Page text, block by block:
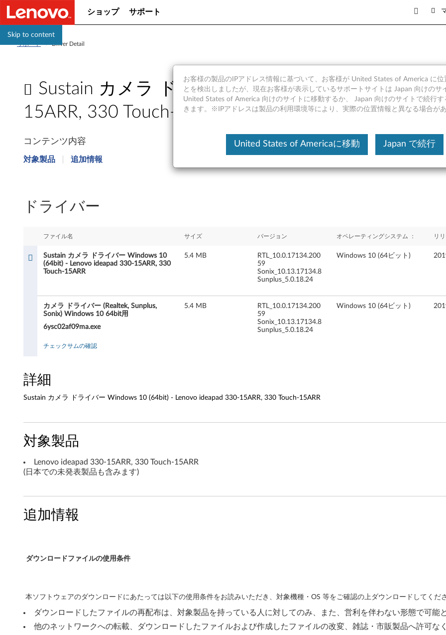
Skip to content
ショップ サポート
サポート >Driver Detail
Sustain カメラ ドライバー Windows 10 (64bit) -
15ARR, 330 Touch-15ARR
u
a
バ
ー
W
i
n
o
w
1
(
6
コンテンツ内容
対象製品 追加情報
ドライバー
ファイル名 サイズ バージョン オペレーティングシステム ： リ
Sustain カメラ ドライバー Windows 10
(64bit) - Lenovo ideapad 330-15ARR, 330
Touch-15ARR
5.4 MB
RTL_10.0.17134.200
59
Sonix_10.13.17134.8
Sunplus_5.0.18.24
Windows 10 (64ビット)
カメラ ドライバー (Realtek, Sunplus,
Sonix) Windows 10 64bit用
6ysc02af09ma.exe
5.4 MB
RTL_10.0.17134.200
59
Sonix_10.13.17134.8
Sunplus_5.0.18.24
Windows 10 (64ビット)
チェックサムの確認
詳細
Sustain カメラ ドライバー Windows 10 (64bit) - Lenovo ideapad 330-15ARR, 330 Touch-15ARR
対象製品
Lenovo ideapad 330-15ARR, 330 Touch-15ARR
(日本での未発表製品も含みます)
追加情報
ダウンロードファイルの使用条件
本ソフトウェアのダウンロードにあたっては以下の使用条件をお読みいただき、対象機種・OS 等をご確認の上ダウンロードしてくださ
ダウンロードしたファイルの再配布は、対象製品を持っている人に対してのみ、また、営利を伴わない形態で可能
他のネットワークへの転載、ダウンロードしたファイルおよび作成したファイルの改変、雑誌・市販製品へ許可な
お客様の製品のIPアドレス情報に基づいて、お客様が United States of America に位
とを検出しましたが、現在お客様が表示しているサポートサイトは Japan 向けのサ
United States of America 向けのサイトに移動するか、 Japan 向けのサイトで続行
きます。※IPアドレスは製品の利用環境等により、実際の位置情報と異なる場合があ
United States of Americaに移動 Japan で続行